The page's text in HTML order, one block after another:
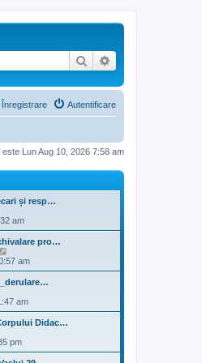
Căutare
Autentificare
Înregistrare
este Lun Aug 10, 2026 7:58 am
și resp…
u
am
pro…
e
z
i
l
m
am
am
Didac…
pm